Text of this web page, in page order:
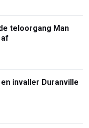
teloorgang Man
invaller Duranville